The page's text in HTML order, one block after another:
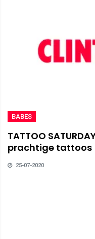
BABES
TATTOO
prachtige tattoos
25-07-2020